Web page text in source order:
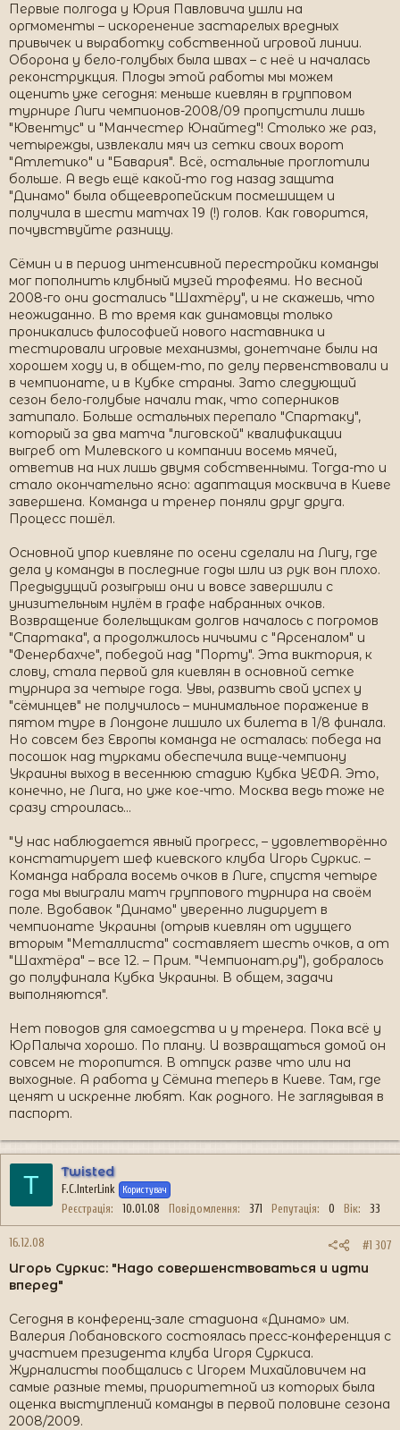
Первые полгода у Юрия Павловича ушли на
оргмоменты – искоренение застарелых вредных
привычек и выработку собственной игровой линии.
Оборона у бело-голубых была швах – с неё и началась
реконструкция. Плоды этой работы мы можем
оценить уже сегодня: меньше киевлян в групповом
турнире Лиги чемпионов-2008/09 пропустили лишь
"Ювентус" и "Манчестер Юнайтед"! Столько же раз,
четырежды, извлекали мяч из сетки своих ворот
"Атлетико" и "Бавария". Всё, остальные проглотили
больше. А ведь ещё какой-то год назад защита
"Динамо" была общеевропейским посмешищем и
получила в шести матчах 19 (!) голов. Как говорится,
почувствуйте разницу.
Сёмин и в период интенсивной перестройки команды
мог пополнить клубный музей трофеями. Но весной
2008-го они достались "Шахтёру", и не скажешь, что
неожиданно. В то время как динамовцы только
проникались философией нового наставника и
тестировали игровые механизмы, донетчане были на
хорошем ходу и, в общем-то, по делу первенствовали и
в чемпионате, и в Кубке страны. Зато следующий
сезон бело-голубые начали так, что соперников
затипало. Больше остальных перепало "Спартаку",
который за два матча "лиговской" квалификации
выгреб от Милевского и компании восемь мячей,
ответив на них лишь двумя собственными. Тогда-то и
стало окончательно ясно: адаптация москвича в Киеве
завершена. Команда и тренер поняли друг друга.
Процесс пошёл.
Основной упор киевляне по осени сделали на Лигу, где
дела у команды в последние годы шли из рук вон плохо.
Предыдущий розыгрыш они и вовсе завершили с
унизительным нулём в графе набранных очков.
Возвращение болельщикам долгов началось с погромов
"Спартака", а продолжилось ничьими с "Арсеналом" и
"Фенербахче", победой над "Порту". Эта виктория, к
слову, стала первой для киевлян в основной сетке
турнира за четыре года. Увы, развить свой успех у
"сёминцев" не получилось – минимальное поражение в
пятом туре в Лондоне лишило их билета в 1/8 финала.
Но совсем без Европы команда не осталась: победа на
посошок над турками обеспечила вице-чемпиону
Украины выход в весеннюю стадию Кубка УЕФА. Это,
конечно, не Лига, но уже кое-что. Москва ведь тоже не
сразу строилась...
"У нас наблюдается явный прогресс, – удовлетворённо
констатирует шеф киевского клуба Игорь Суркис. –
Команда набрала восемь очков в Лиге, спустя четыре
года мы выиграли матч группового турнира на своём
поле. Вдобавок "Динамо" уверенно лидирует в
чемпионате Украины (отрыв киевлян от идущего
вторым "Металлиста" составляет шесть очков, а от
"Шахтёра" – все 12. – Прим. "Чемпионат.ру"), добралось
до полуфинала Кубка Украины. В общем, задачи
выполняются".
Нет поводов для самоедства и у тренера. Пока всё у
ЮрПалыча хорошо. По плану. И возвращаться домой он
совсем не торопится. В отпуск разве что или на
выходные. А работа у Сёмина теперь в Киеве. Там, где
ценят и искренне любят. Как родного. Не заглядывая в
паспорт.
T Twisted
F.C.InterLink Користувач
Реєстрація 10.01.08 Повідомлення 371 Репутація 0 Вік 33
16.12.08 #1 307
Игорь Суркис: "Надо совершенствоваться и идти
вперед"
Сегодня в конференц-зале стадиона «Динамо» им.
Валерия Лобановского состоялась пресс-конференция с
участием президента клуба Игоря Суркиса.
Журналисты пообщались с Игорем Михайловичем на
самые разные темы, приоритетной из которых была
оценка выступлений команды в первой половине сезона
2008/2009.